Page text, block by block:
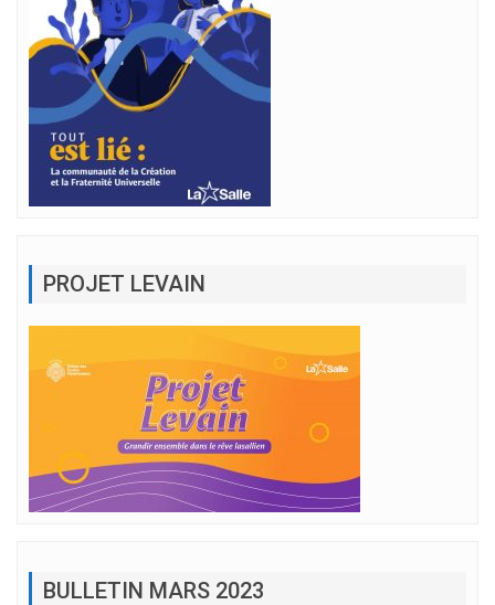
PROJET LEVAIN
BULLETIN MARS 2023